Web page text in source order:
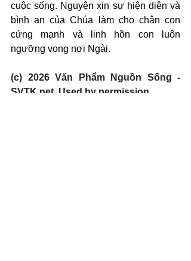
cuộc sống. Nguyện xin sự hiện diện và
bình an của Chúa làm cho chân con
cứng mạnh và linh hồn con luôn
ngưỡng vọng nơi Ngài.
(c) 2026 Văn Phẩm Nguồn Sống -
SVTK.net. Used by permission.